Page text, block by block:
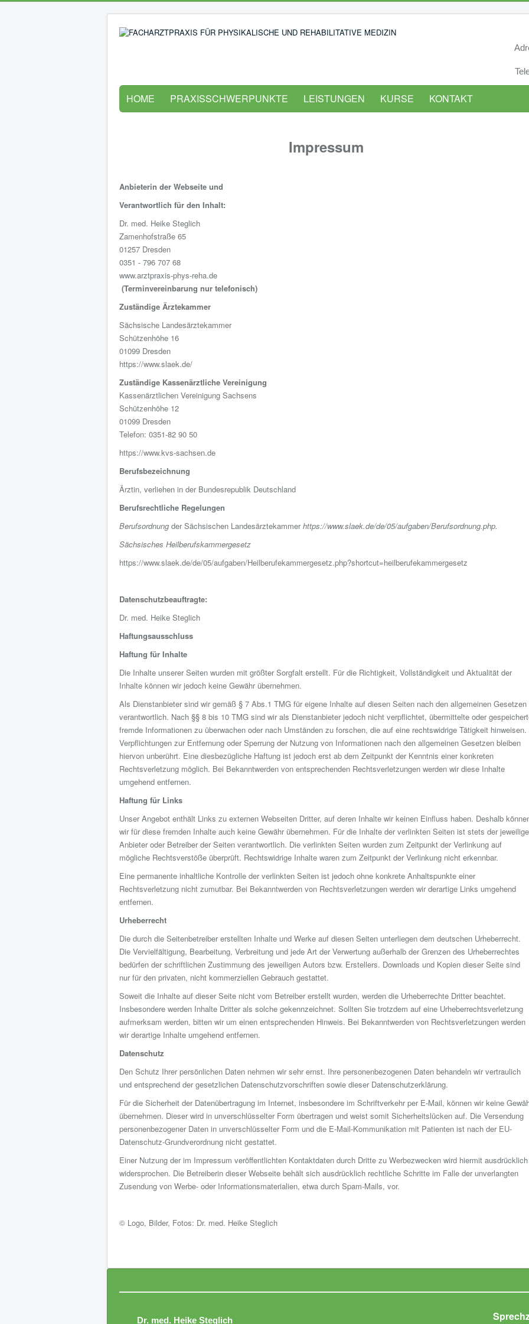
HOME PRAXISSCHWERPUNKTE LEISTUNGEN KURSE KONTAKT
Impressum
Anbieterin der Webseite und
Verantwortlich für den Inhalt:
Dr. med. Heike Steglich
Zamenhofstraße 65
01257 Dresden
0351 - 796 707 68
www.arztpraxis-phys-reha.de
(Terminvereinbarung nur telefonisch)
Zuständige Ärztekammer
Sächsische Landesärztekammer
Schützenhöhe 16
01099 Dresden
https://www.slaek.de/
Zuständige Kassenärztliche Vereinigung
Kassenärztlichen Vereinigung Sachsens
Schützenhöhe 12
01099 Dresden
Telefon: 0351-82 90 50
https://www.kvs-sachsen.de
Berufsbezeichnung
Ärztin, verliehen in der Bundesrepublik Deutschland
Berufsrechtliche Regelungen
Berufsordnung der Sächsischen Landesärztekammerhttps://www.slaek.de/de/05/aufgaben/Berufsordnung.php.
Sächsisches Heilberufskammergesetz
https://www.slaek.de/de/05/aufgaben/Heilberufekammergesetz.php?shortcut=heilberufekammergesetz
Datenschutzbeauftragte:
Dr. med. Heike Steglich
Haftungsausschluss
Haftung für Inhalte
Die Inhalte unserer Seiten wurden mit größter Sorgfalt erstellt. Für die Richtigkeit, Vollständigkeit und Aktualität der
Inhalte können wir jedoch keine Gewähr übernehmen.
Als Dienstanbieter sind wir gemäß § 7 Abs.1 TMG für eigene Inhalte auf diesen Seiten nach den allgemeinen Gesetzen
verantwortlich. Nach §§ 8 bis 10 TMG sind wir als Dienstanbieter jedoch nicht verpflichtet, übermittelte oder
fremde Informationen zu überwachen oder nach Umständen zu forschen, die auf eine rechtswidrige Tätigkeit hinweisen.
Verpflichtungen zur Entfernung oder Sperrung der Nutzung von Informationen nach den allgemeinen Gesetzen bleiben
hiervon unberührt. Eine diesbezügliche Haftung ist jedoch erst ab dem Zeitpunkt der Kenntnis einer konkreten
Rechtsverletzung möglich. Bei Bekanntwerden von entsprechenden Rechtsverletzungen werden wir diese Inhalte
umgehend entfernen.
Haftung für Links
Unser Angebot enthält Links zu externen Webseiten Dritter, auf deren Inhalte wir keinen Einfluss haben. Deshalb
wir für diese fremden Inhalte auch keine Gewähr übernehmen. Für die Inhalte der verlinkten Seiten ist stets der jeweilige
Anbieter oder Betreiber der Seiten verantwortlich. Die verlinkten Seiten wurden zum Zeitpunkt der Verlinkung auf
mögliche Rechtsverstöße überprüft. Rechtswidrige Inhalte waren zum Zeitpunkt der Verlinkung nicht erkennbar.
Eine permanente inhaltliche Kontrolle der verlinkten Seiten ist jedoch ohne konkrete Anhaltspunkte einer
Rechtsverletzung nicht zumutbar. Bei Bekanntwerden von Rechtsverletzungen werden wir derartige Links umgehend
entfernen.
Urheberrecht
Die durch die Seitenbetreiber erstellten Inhalte und Werke auf diesen Seiten unterliegen dem deutschen Urheberrecht.
Die Vervielfältigung, Bearbeitung, Verbreitung und jede Art der Verwertung außerhalb der Grenzen des Urheberrechtes
bedürfen der schriftlichen Zustimmung des jeweiligen Autors bzw. Erstellers. Downloads und Kopien dieser Seite sind
nur für den privaten, nicht kommerziellen Gebrauch gestattet.
Soweit die Inhalte auf dieser Seite nicht vom Betreiber erstellt wurden, werden die Urheberrechte Dritter beachtet.
Insbesondere werden Inhalte Dritter als solche gekennzeichnet. Sollten Sie trotzdem auf eine Urheberrechtsverletzung
aufmerksam werden, bitten wir um einen entsprechenden Hinweis. Bei Bekanntwerden von Rechtsverletzungen werden
wir derartige Inhalte umgehend entfernen.
Datenschutz
Den Schutz Ihrer persönlichen Daten nehmen wir sehr ernst. Ihre personenbezogenen Daten behandeln wir vertraulich
und entsprechend der gesetzlichen Datenschutzvorschriften sowie dieser Datenschutzerklärung.
Für die Sicherheit der Datenübertragung im Internet, insbesondere im Schriftverkehr per E-Mail, können wir keine
übernehmen. Dieser wird in unverschlüsselter Form übertragen und weist somit Sicherheitslücken auf. Die Versendung
personenbezogener Daten in unverschlüsselter Form und die E-Mail-Kommunikation mit Patienten ist nach der EU-
Datenschutz-Grundverordnung nicht gestattet.
Einer Nutzung der im Impressum veröffentlichten Kontaktdaten durch Dritte zu Werbezwecken wird hiermit ausdrücklich
widersprochen. Die Betreiberin dieser Webseite behält sich ausdrücklich rechtliche Schritte im Falle der unverlangten
Zusendung von Werbe- oder Informationsmaterialien, etwa durch Spam-Mails, vor.
© Logo, Bilder, Fotos: Dr. med. Heike Steglich
Dr. med. Heike Steglich